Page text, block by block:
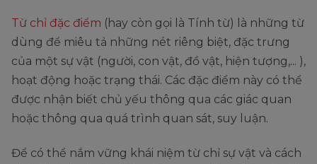
Từ chỉ đặc điểm (hay còn gọi là Tính từ) là những từ
dùng để miêu tả những nét riêng biệt, đặc trưng
của một sự vật (người, con vật, đồ vật, hiện tượng,... ),
hoạt động hoặc trạng thái. Các đặc điểm này có thể
được nhận biết chủ yếu thông qua các giác quan
hoặc thông qua quá trình quan sát, suy luận.
Để có thể nắm vững khái niệm từ chỉ sự vật và cách